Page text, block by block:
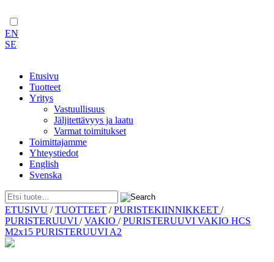
EN
SE
Etusivu
Tuotteet
Yritys
Vastuullisuus
Jäljitettävyys ja laatu
Varmat toimitukset
Toimittajamme
Yhteystiedot
English
Svenska
Skip
to
content
ETUSIVU /TUOTTEET /PURISTEKIINNIKKEET /
PURISTERUUVI /VAKIO /PURISTERUUVI VAKIO HCS
M2x15 PURISTERUUVI A2